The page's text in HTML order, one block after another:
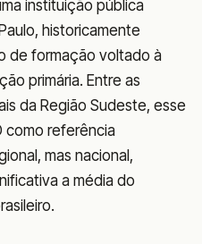
instituição pública
historicamente
de formação voltado à
primária. Entre as
da Região Sudeste, esse
como referência
mas nacional,
a média do